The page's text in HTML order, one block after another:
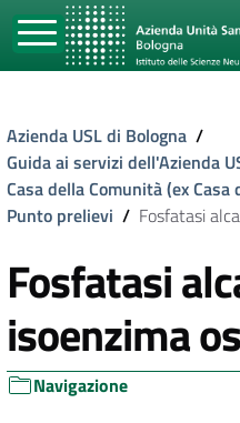
Azienda USL di Bologna /
Guida ai servizi dell'Azienda
Casa della Comunità (ex
Punto prelievi / Fosfatasi
Fosfatasi
isoenzima
Navigazione